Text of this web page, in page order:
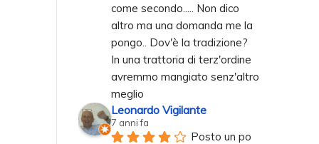
come secondo..... Non dico
altro ma una domanda me la
pongo.. Dov'è la tradizione?
In una trattoria di terz'ordine
avremmo mangiato senz'altro
meglio
Leonardo Vigilante
7 anni fa
Posto un po